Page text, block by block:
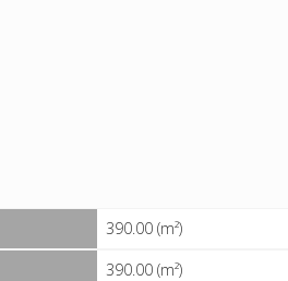
390.00 (m²)
390.00 (m²)